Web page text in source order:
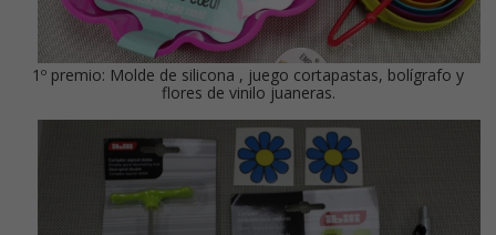
1º premio: Molde de silicona , juego cortapastas, bolígrafo y
flores de vinilo juaneras.